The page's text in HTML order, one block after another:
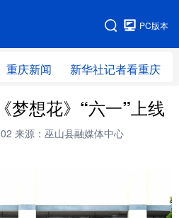
PC版本
重庆新闻 新华社记者看重庆
网站地图
梦想花》“六一”上线
来源：巫山县融媒体中心